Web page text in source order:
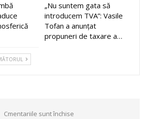
„Nu suntem gata să
introducem TVA”: Vasile
Tofan a anunțat
propuneri de taxare a…
Cmentariile sunt închise